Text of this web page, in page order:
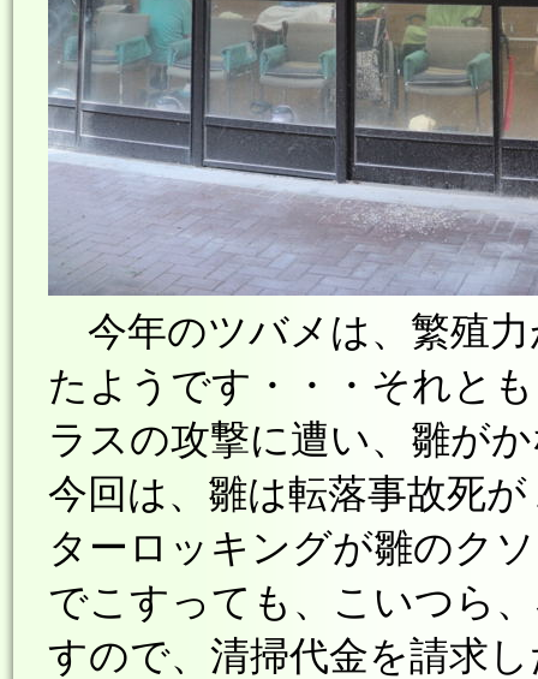
今年のツバメは、繁殖
たようです・・・それと
ラスの攻撃に遭い、雛が
今回は、雛は転落事故死
ターロッキングが雛のク
でこすっても、こいつら
すので、清掃代金を請求